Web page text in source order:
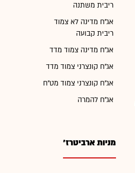
ריבית משתנה
אג"ח מדינה לא צמוד
ריבית קבועה
אג"ח מדינה צמוד מדד
אג"ח קונצרני צמוד מדד
אג"ח קונצרני צמוד מט"ח
אג"ח להמרה
מניות ארביטרז'